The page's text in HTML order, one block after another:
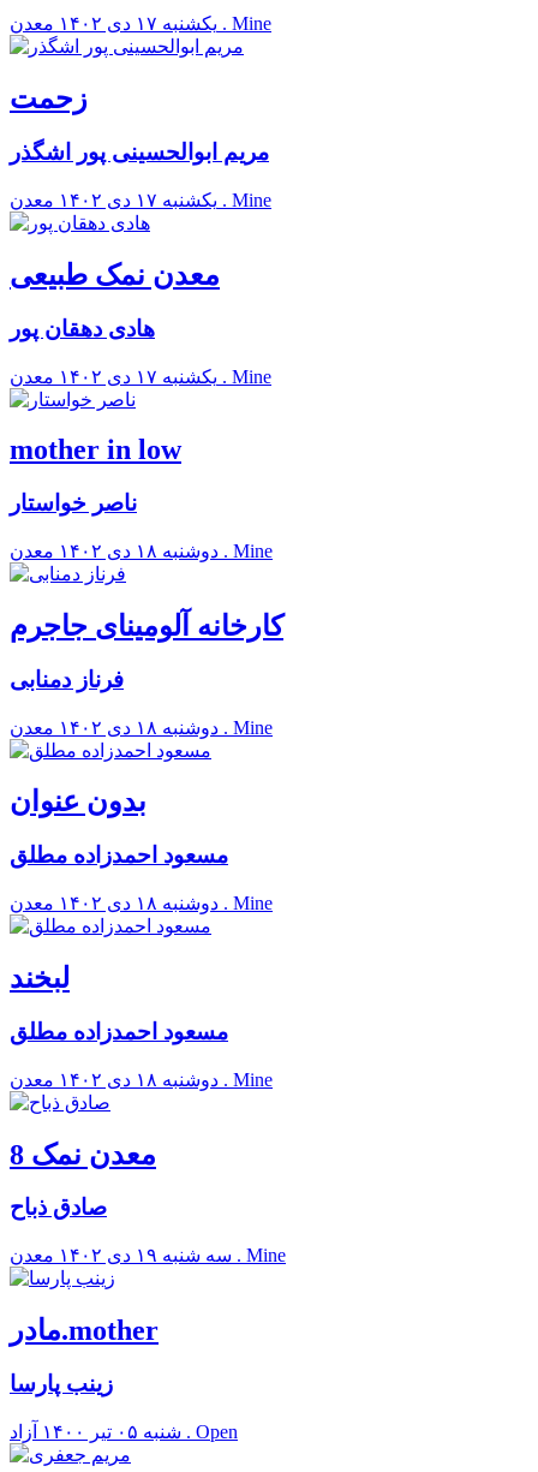
يکشنبه ۱۷ دی ۱۴۰۲ معدن . Mine
زحمت
مریم ابوالحسینی پور اشگذر
يکشنبه ۱۷ دی ۱۴۰۲ معدن . Mine
معدن نمک طبیعی
هادی دهقان پور
يکشنبه ۱۷ دی ۱۴۰۲ معدن . Mine
mother in low
ناصر خواستار
دوشنبه ۱۸ دی ۱۴۰۲ معدن . Mine
کارخانه آلومینای جاجرم
فرناز دمنابی
دوشنبه ۱۸ دی ۱۴۰۲ معدن . Mine
بدون عنوان
مسعود احمدزاده مطلق
دوشنبه ۱۸ دی ۱۴۰۲ معدن . Mine
لبخند
مسعود احمدزاده مطلق
دوشنبه ۱۸ دی ۱۴۰۲ معدن . Mine
معدن نمک 8
صادق ذباح
سه شنبه ۱۹ دی ۱۴۰۲ معدن . Mine
مادر.mother
زینب پارسا
شنبه ۰۵ تير ۱۴۰۰ آزاد . Open